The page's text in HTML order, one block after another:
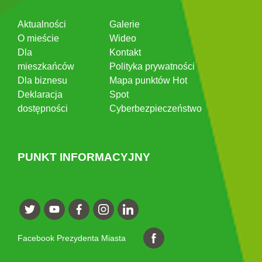
Aktualności
O mieście
Dla
mieszkańców
Dla biznesu
Deklaracja
dostępności
Galerie
Wideo
Kontakt
Polityka prywatności
Mapa punktów Hot
Spot
Cyberbezpieczeństwo
PUNKT INFORMACYJNY
Facebook Prezydenta Miasta